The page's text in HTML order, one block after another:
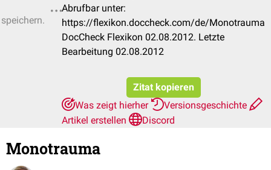
Abrufbar unter:
https://flexikon.doccheck.com/de/Monotrauma
DocCheck Flexikon 02.08.2012. Letzte
Bearbeitung 02.08.2012
Zitat kopieren
Was zeigt hierher
Versionsgeschichte
Artikel erstellen
Discord
Monotrauma